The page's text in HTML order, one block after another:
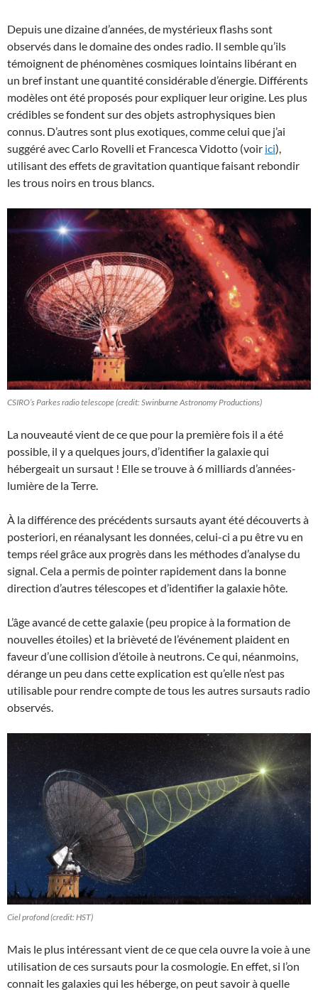
Depuis une dizaine d’années, de mystérieux flashs sont
observés dans le domaine des ondes radio. Il semble qu’ils
témoignent de phénomènes cosmiques lointains libérant en
un bref instant une quantité considérable d’énergie. Différents
modèles ont été proposés pour expliquer leur origine. Les plus
crédibles se fondent sur des objets astrophysiques bien
connus. D’autres sont plus exotiques, comme celui que j’ai
suggéré avec Carlo Rovelli et Francesca Vidotto (voir ici),
utilisant des effets de gravitation quantique faisant rebondir
les trous noirs en trous blancs.
CSIRO’s Parkes radio telescope (credit: Swinburne Astronomy Productions)
La nouveauté vient de ce que pour la première fois il a été
possible, il y a quelques jours, d’identifier la galaxie qui
hébergeait un sursaut ! Elle se trouve à 6 milliards d’années-
lumière de la Terre.
À la différence des précédents sursauts ayant été découverts à
posteriori, en réanalysant les données, celui-ci a pu être vu en
temps réel grâce aux progrès dans les méthodes d’analyse du
signal. Cela a permis de pointer rapidement dans la bonne
direction d’autres télescopes et d’identifier la galaxie hôte.
L’âge avancé de cette galaxie (peu propice à la formation de
nouvelles étoiles) et la brièveté de l’événement plaident en
faveur d’une collision d’étoile à neutrons. Ce qui, néanmoins,
dérange un peu dans cette explication est qu’elle n’est pas
utilisable pour rendre compte de tous les autres sursauts radio
observés.
Ciel profond (credit: HST)
Mais le plus intéressant vient de ce que cela ouvre la voie à une
utilisation de ces sursauts pour la cosmologie. En effet, si l’on
connait les galaxies qui les héberge, on peut savoir à quelle